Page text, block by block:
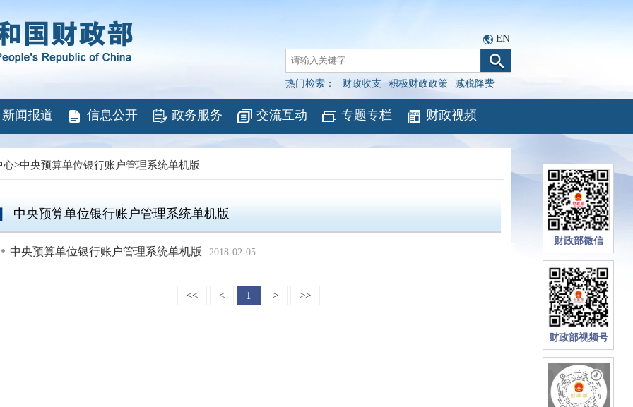
EN
热门检索： 财政收支 积极财政政策 减税降费
新闻报道 信息公开 政务服务 交流互动 专题专栏 财政视频
心>中央预算单位银行账户管理系统单机版
中央预算单位银行账户管理系统单机版
中央预算单位银行账户管理系统单机版 2018-02-05
<< < 1 > >>
财政部微信
财政部视频号